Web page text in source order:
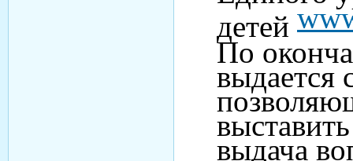
детей
По
выдается
выдача